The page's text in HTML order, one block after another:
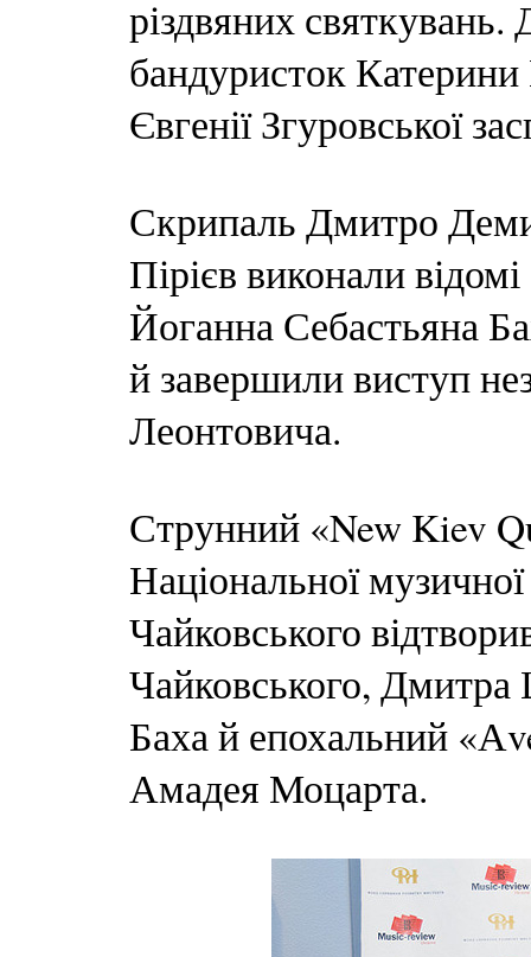
різдвяних святкувань.
бандуристок Катерини
Євгенії Згуровської
Скрипаль Дмитро
Пірієв виконали
Йоганна Себастьяна
й завершили виступ
Леонтовича.
Струнний «New Kiev
Національної
Чайковського
Чайковського,
Баха й епохальний
Амадея Моцарта.